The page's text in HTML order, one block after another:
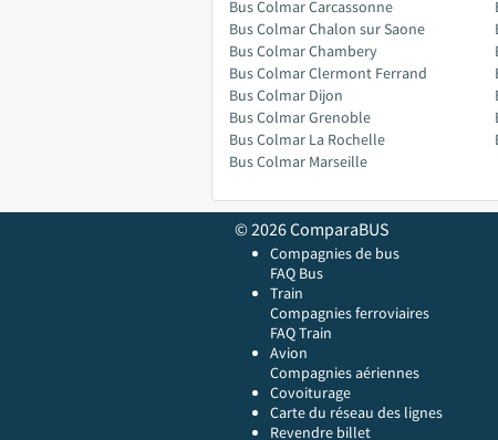
Bus Colmar Carcassonne
Bus Colmar Chalon sur Saone
Bus Colmar Chambery
Bus Colmar Clermont Ferrand
Bus Colmar Dijon
Bus Colmar Grenoble
Bus Colmar La Rochelle
Bus Colmar Marseille
© 2026 ComparaBUS
Compagnies de bus
FAQ Bus
Train
Compagnies ferroviaires
FAQ Train
Avion
Compagnies aériennes
Covoiturage
Carte du réseau des lignes
Revendre billet